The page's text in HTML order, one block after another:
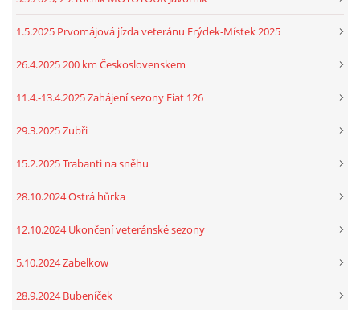
1.5.2025 Prvomájová jízda veteránu Frýdek-Místek 2025
26.4.2025 200 km Československem
11.4.-13.4.2025 Zahájení sezony Fiat 126
29.3.2025 Zubři
15.2.2025 Trabanti na sněhu
28.10.2024 Ostrá hůrka
12.10.2024 Ukončení veteránské sezony
5.10.2024 Zabelkow
28.9.2024 Bubeníček